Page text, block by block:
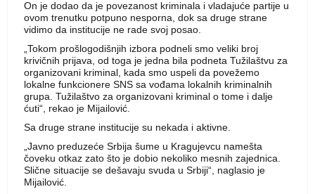
On je dodao da je povezanost kriminala i vladajuće partije u
ovom trenutku potpuno nesporna, dok sa druge strane
vidimo da institucije ne rade svoj posao.
„Tokom prošlogodišnjih izbora podneli smo veliki broj
krivičnih prijava, od toga je jedna bila podneta Tužilaštvu za
organizovani kriminal, kada smo uspeli da povežemo
lokalne funkcionere SNS sa vođama lokalnih kriminalnih
grupa. Tužilaštvo za organizovani kriminal o tome i dalje
ćuti“, rekao je Mijailović.
Sa druge strane institucije su nekada i aktivne.
„Javno preduzeće Srbija šume u Kragujevcu namešta
čoveku otkaz zato što je dobio nekoliko mesnih zajednica.
Slične situacije se dešavaju svuda u Srbiji“, naglasio je
Mijailović.